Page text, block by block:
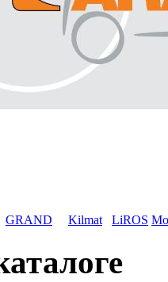
GRAND Kilmat LiROS